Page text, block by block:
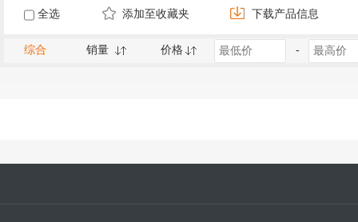
全选 添加至收藏夹 下载产品信息
综合 销量 价格 -